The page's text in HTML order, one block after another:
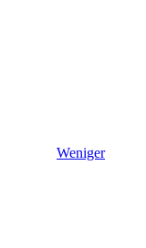
Weniger